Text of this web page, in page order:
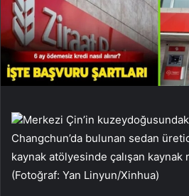
Merkezi Çin’in
Changchun’da bulunan sedan
kaynak atölyesinde çalışan kaynak
(Fotoğraf: Yan Linyun/Xinhua)